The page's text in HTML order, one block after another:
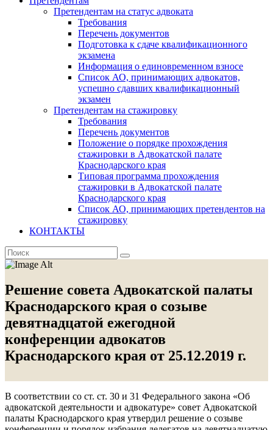
Претендентам на статус адвоката
Требования
Перечень документов
Подготовка к сдаче квалификационного
экзамена
Информация о единовременном взносе
Список АО, принимающих адвокатов,
успешно сдавших квалификационный
экзамен
Претендентам на стажировку
Требования
Перечень документов
Положение о порядке прохождения
стажировки в Адвокатской палате
Краснодарского края
Типовая программа прохождения
стажировки в Адвокатской палате
Краснодарского края
Список АО, принимающих претендентов на
стажировку
КОНТАКТЫ
Решение совета Адвокатской палаты
Краснодарского края о созыве
девятнадцатой ежегодной
конференции адвокатов
Краснодарского края от 25.12.2019 г.
В соответствии со ст. ст. 30 и 31 Федерального закона «Об
адвокатской деятельности и адвокатуре» совет Адвокатской
палаты Краснодарского края утвердил решение о созыве